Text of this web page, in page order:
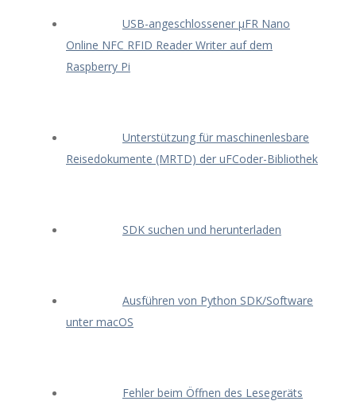
USB-angeschlossener μFR Nano
Online NFC RFID Reader Writer auf dem
Raspberry Pi
Unterstützung für maschinenlesbare
Reisedokumente (MRTD) der uFCoder-Bibliothek
SDK suchen und herunterladen
Ausführen von Python SDK/Software
unter macOS
Fehler beim Öffnen des Lesegeräts